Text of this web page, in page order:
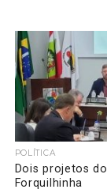
POLÍTICA
Dois projetos
Forquilhinha